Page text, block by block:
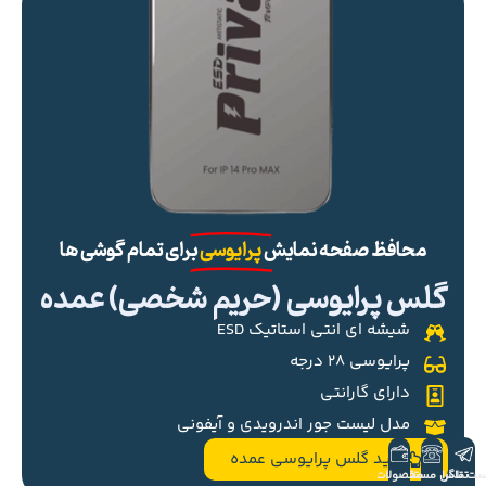
محافظ صفحه نمایشپرایوسیبرای تمام گوشی ها
گلس پرایوسی (حریم شخصی) عمده
شیشه ای انتی استاتیک ESD
پرایوسی ۲۸ درجه
دارای گارانتی
مدل لیست جور اندرویدی و آیفونی
خرید گلس پرایوسی عمده
تلگرام
تماس مستقیم
محصولات